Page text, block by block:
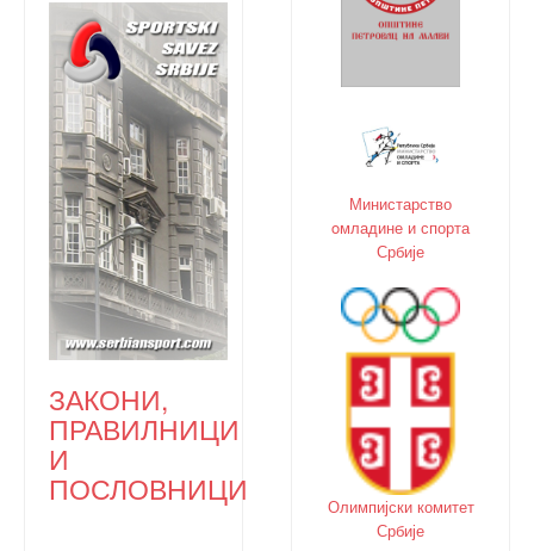
ЗАКОНИ,
ПРАВИЛНИЦИ
И
ПОСЛОВНИЦИ
Министарство
oмладине и спорта
Србије
Олимпијски комитет
Србије